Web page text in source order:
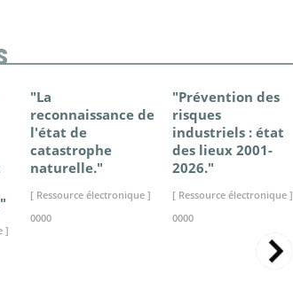
]
"La
reconnaissance de
l'état de
catastrophe
naturelle."
[ Ressource électronique ]
0000
"Prévention des
risques
industriels : état
des lieux 2001-
2026."
[ Ressource électronique ]
0000